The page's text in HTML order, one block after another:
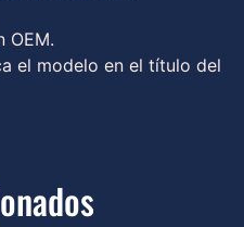
OEM.
el modelo en el título del